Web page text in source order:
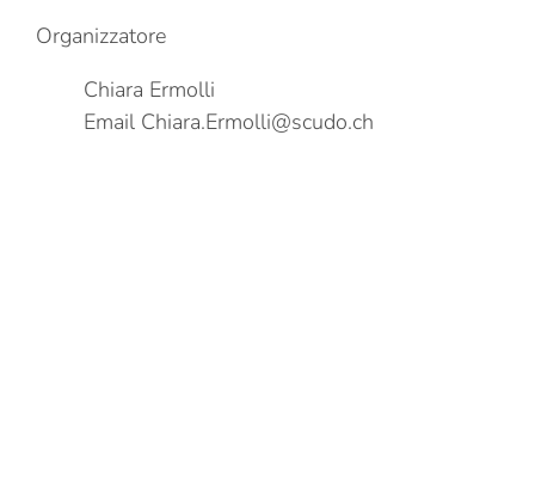
Organizzatore
Chiara Ermolli
Email Chiara.Ermolli@scudo.ch